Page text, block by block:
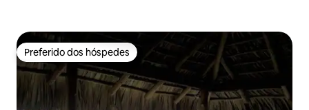
Preferido dos hóspedes
Preferido dos hóspedes